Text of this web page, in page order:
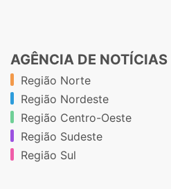
AGÊNCIA DE NOTÍCIAS
Região Norte
Região Nordeste
Região Centro-Oeste
Região Sudeste
Região Sul